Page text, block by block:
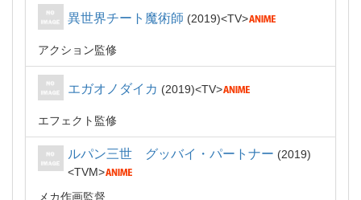
異世界チート魔術師 2019 TV
アクション監修
エガオノダイカ 2019 TV
エフェクト監修
ルパン三世 グッバイ・パートナー
2019
TVM
メカ作画監督